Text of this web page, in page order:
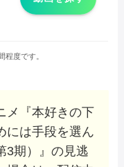
程度です。
メ『本好きの下
には手段を選ん
3期）』の見逃